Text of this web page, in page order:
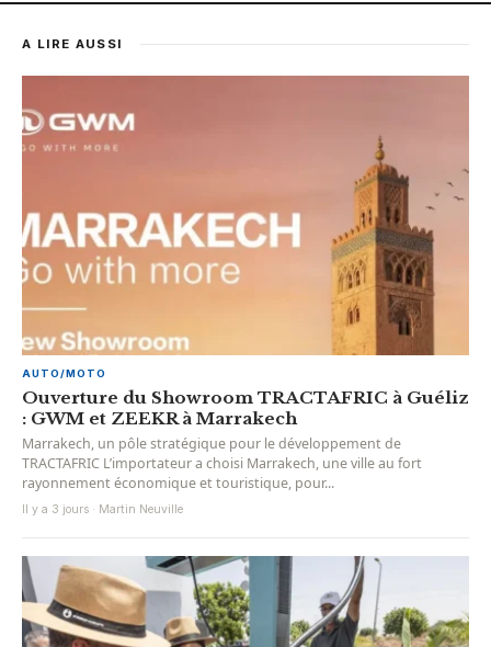
A LIRE AUSSI
AUTO/MOTO
Ouverture du Showroom TRACTAFRIC à Guéliz
: GWM et ZEEKR à Marrakech
Marrakech, un pôle stratégique pour le développement de
TRACTAFRIC L’importateur a choisi Marrakech, une ville au fort
rayonnement économique et touristique, pour...
Il y a 3 jours · Martin Neuville